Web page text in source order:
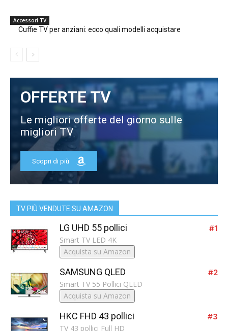
Accessori TV
Cuffie TV per anziani: ecco quali modelli acquistare
OFFERTE TV
Le migliori offerte del giorno sulle
migliori TV
Scopri di più
TV PIÙ VENDUTE SU AMAZON
LG UHD 55 pollici
#1
Smart TV LED 4K
Acquista su Amazon
SAMSUNG QLED
#2
Smart TV 55 Pollici QLED
Acquista su Amazon
HKC FHD 43 pollici
#3
TV 43 pollici Full HD